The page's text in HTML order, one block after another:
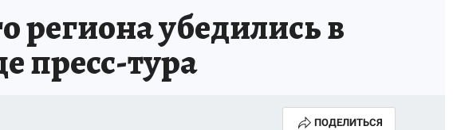
региона убедились в
пресс-тура
ПОДЕЛИТЬСЯ